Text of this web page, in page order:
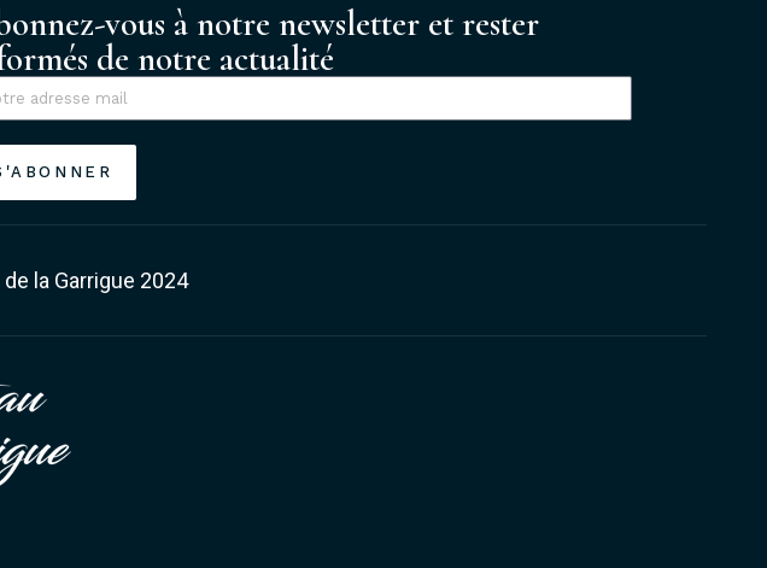
vous à notre newsletter et rester
de notre actualité
la Garrigue 2024